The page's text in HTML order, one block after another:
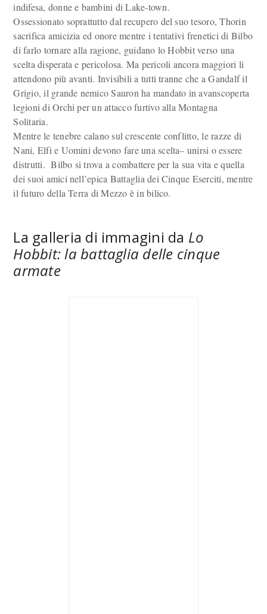
indifesa, donne e bambini di Lake-town.
Ossessionato soprattutto dal recupero del suo tesoro, Thorin
sacrifica amicizia ed onore mentre i tentativi frenetici di Bilbo
di farlo tornare alla ragione, guidano lo Hobbit verso una
scelta disperata e pericolosa. Ma pericoli ancora maggiori li
attendono più avanti. Invisibili a tutti tranne che a Gandalf il
Grigio, il grande nemico Sauron ha mandato in avanscoperta
legioni di Orchi per un attacco furtivo alla Montagna
Solitaria.
Mentre le tenebre calano sul crescente conflitto, le razze di
Nani, Elfi e Uomini devono fare una scelta– unirsi o essere
distrutti. Bilbo si trova a combattere per la sua vita e quella
dei suoi amici nell’epica Battaglia dei Cinque Eserciti, mentre
il futuro della Terra di Mezzo è in bilico.
La galleria di immagini da Lo
Hobbit: la battaglia delle cinque
armate